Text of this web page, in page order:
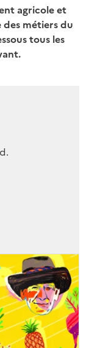
agricole et
métiers du
tous les